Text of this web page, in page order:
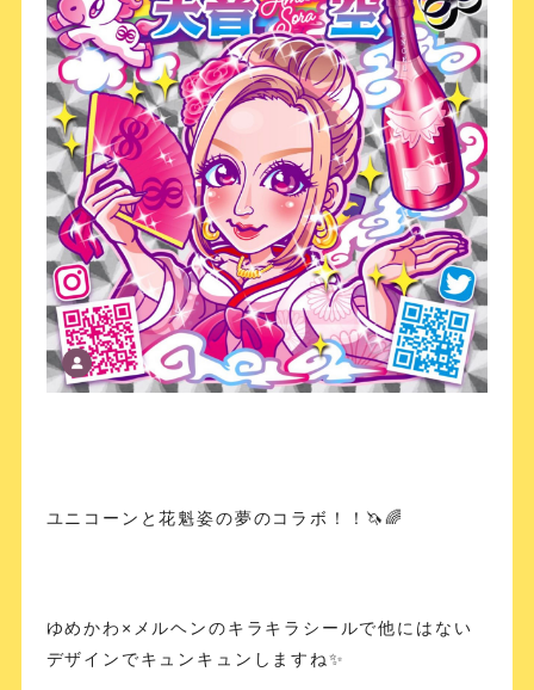
ユニコーンと花魁姿の夢のコラボ！！🦄🌈
ゆめかわ×メルヘンのキラキラシールで他にはない
デザインでキュンキュンしますね✨